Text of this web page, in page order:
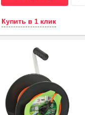
Купить в 1 клик